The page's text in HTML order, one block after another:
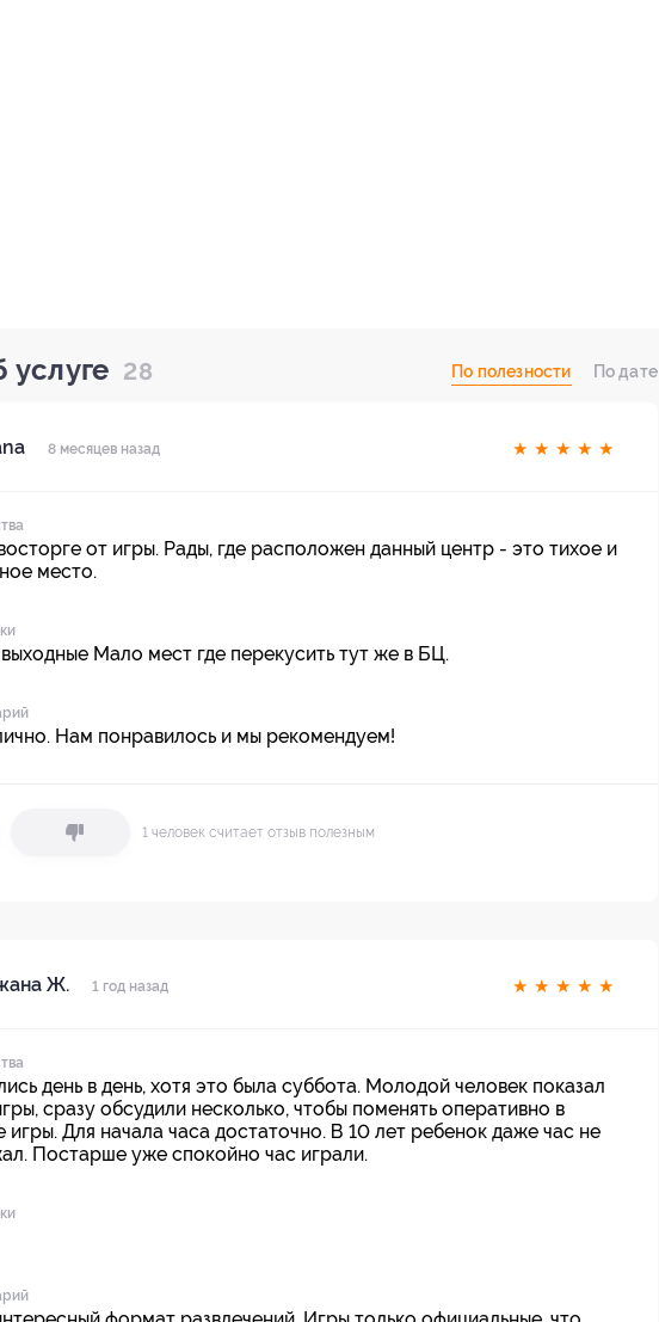
28 По полезности По дате
8 месяцев назад ★ ★ ★ ★ ★
от игры. Рады, где расположен данный центр - это тихое и
место.
Мало мест где перекусить тут же в БЦ.
Нам понравилось и мы рекомендуем!
1 человек считает отзыв полезным
Ж. 1 год назад ★ ★ ★ ★ ★
день в день, хотя это была суббота. Молодой человек показал
сразу обсудили несколько, чтобы поменять оперативно в
игры. Для начала часа достаточно. В 10 лет ребенок даже час не
Постарше уже спокойно час играли.